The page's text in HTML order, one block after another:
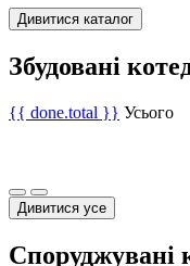
Дивитися каталог
Збудовані
{{ done.total }} Усього
Дивитися усе
Споруджувані